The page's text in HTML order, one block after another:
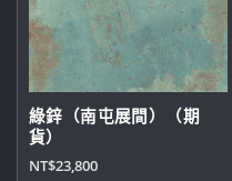
綠鋅（南屯展間）（期
貨）
NT$23,800